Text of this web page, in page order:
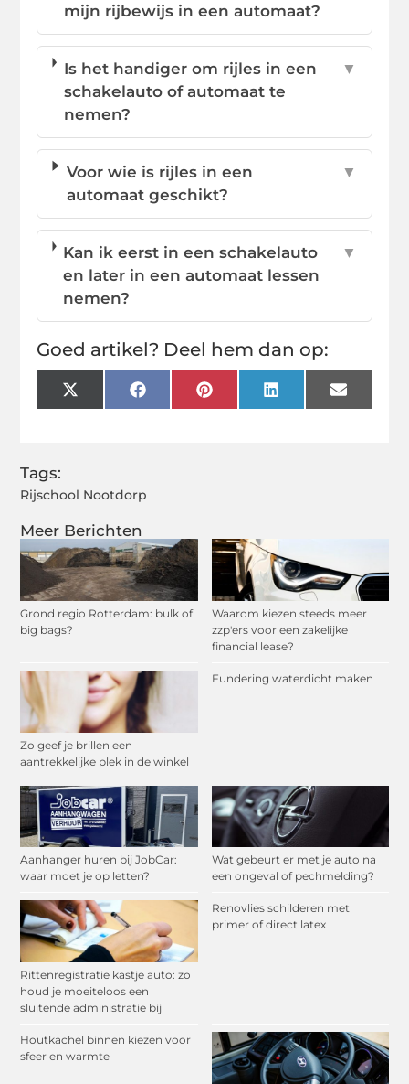
Meer Berichten
Grond regio Rotterdam: bulk of
big bags?
Waarom kiezen steeds meer
zzp'ers voor een zakelijke
financial lease?
Zo geef je brillen een
aantrekkelijke plek in de winkel
Fundering waterdicht maken
Aanhanger huren bij JobCar:
waar moet je op letten?
Wat gebeurt er met je auto na
een ongeval of pechmelding?
Rittenregistratie kastje auto: zo
houd je moeiteloos een
sluitende administratie bij
Renovlies schilderen met
primer of direct latex
Houtkachel binnen kiezen voor
sfeer en warmte
mijn rijbewijs in een automaat?
Is het handiger om rijles in een
schakelauto of automaat te
nemen?
▼
Voor wie is rijles in een
automaat geschikt?
▼
Kan ik eerst in een schakelauto
en later in een automaat lessen
nemen?
▼
Goed artikel? Deel hem dan op:
X
(Twitter)
FacebookPinterestLinkedInEmail
Tags:
Rijschool Nootdorp